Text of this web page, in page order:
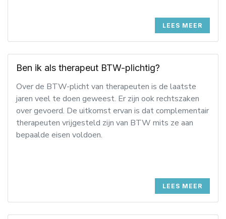
LEES MEER
Ben ik als therapeut BTW-plichtig?
Over de BTW-plicht van therapeuten is de laatste
jaren veel te doen geweest. Er zijn ook rechtszaken
over gevoerd. De uitkomst ervan is dat complementair
therapeuten vrijgesteld zijn van BTW mits ze aan
bepaalde eisen voldoen.
LEES MEER